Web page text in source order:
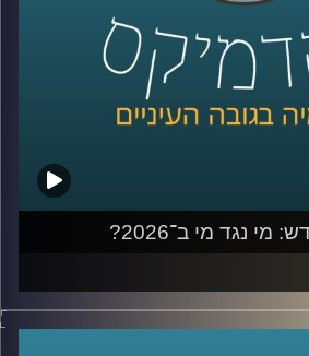
הצטרף אליי היום פרופ׳ צחי חייט,
בביה"ס סמי עופר לתקשורת.
נגד מי ב־2026?
עוד הצליחו להבין פחות או יותר